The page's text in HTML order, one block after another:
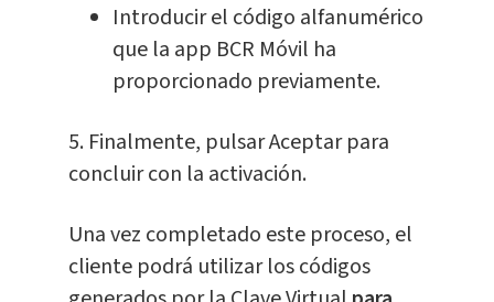
Introducir el código alfanumérico
que la app BCR Móvil ha
proporcionado previamente.
5. Finalmente, pulsar Aceptar para
concluir con la activación.
Una vez completado este proceso, el
cliente podrá utilizar los códigos